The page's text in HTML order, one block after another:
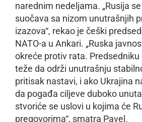
narednim nedeljama. „Rusija
suočava sa nizom unutrašnjih
izazova“, rekao je češki
NATO-a u Ankari. „Ruska
okreće protiv rata. Predsedniku
teže da održi unutrašnju
pritisak nastavi, i ako Ukrajina
da pogađa ciljeve duboko
stvoriće se uslovi u kojima će
pregovorima“, smatra Pavel.